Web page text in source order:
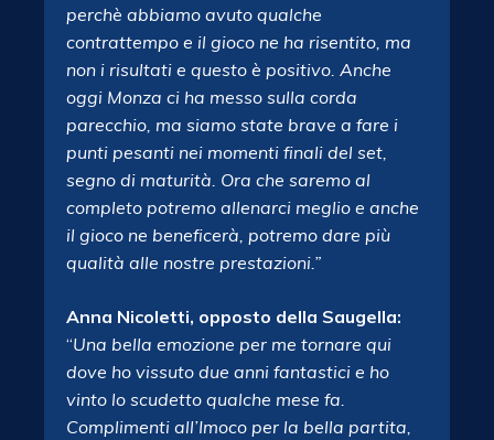
perchè abbiamo avuto qualche
contrattempo e il gioco ne ha risentito, ma
non i risultati e questo è positivo. Anche
oggi Monza ci ha messo sulla corda
parecchio, ma siamo state brave a fare i
punti pesanti nei momenti finali del set,
segno di maturità. Ora che saremo al
completo potremo allenarci meglio e anche
il gioco ne beneficerà, potremo dare più
qualità alle nostre prestazioni.”
Anna Nicoletti, opposto della Saugella:
“Una bella emozione per me tornare qui
dove ho vissuto due anni fantastici e ho
vinto lo scudetto qualche mese fa.
Complimenti all’Imoco per la bella partita,